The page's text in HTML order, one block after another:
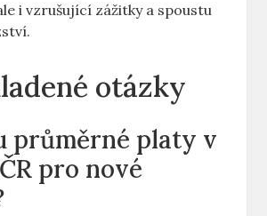
i vzrušující zážitky a spoustu
otázky
průměrné platy v
pro nové